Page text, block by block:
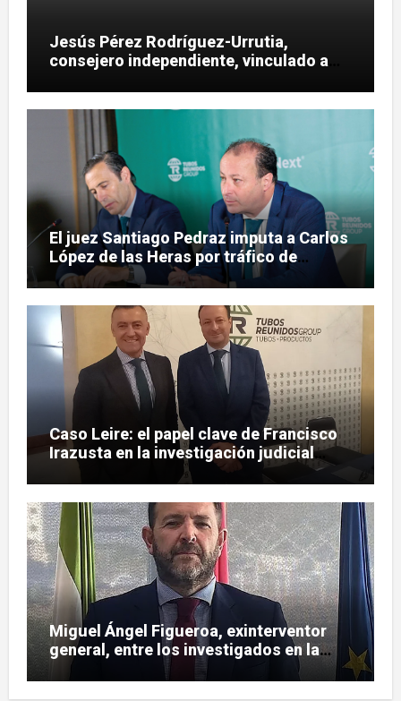
Jesús Pérez Rodríguez-Urrutia,
consejero independiente, vinculado a
Reunidos
El juez Santiago Pedraz imputa a Carlos
López de las Heras por tráfico de
influencias en el caso Leire
Caso Leire: el papel clave de Francisco
Irazusta en la investigación judicial
sobre Tubos Reunidos
Miguel Ángel Figueroa, exinterventor
general, entre los investigados en la
pieza SEPI